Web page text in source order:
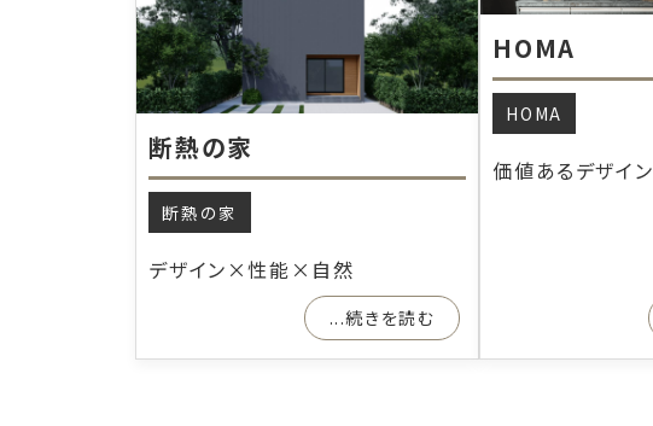
断熱の家
断熱の家
デザイン×性能×自然
...続きを読む
HOMA
HOMA
価値あるデザイン